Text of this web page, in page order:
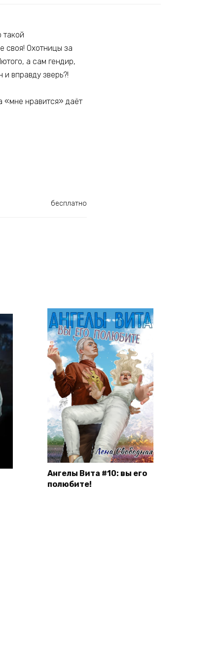
такой
своя! Охотницы за
а сам гендир,
вправду зверь?!
«мне нравится» даёт
бесплатно
Ангелы Вита #10: вы его
полюбите!